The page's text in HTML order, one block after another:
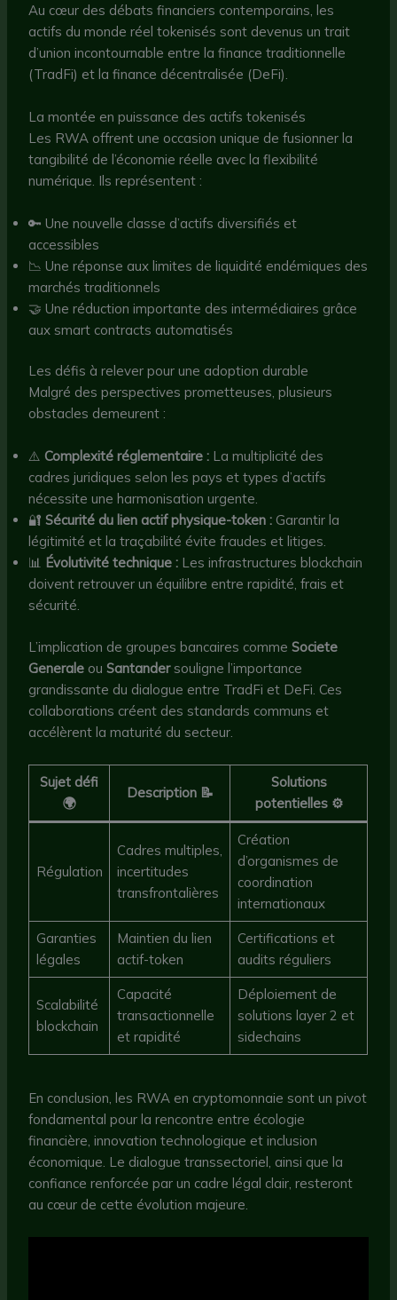
Au cœur des débats financiers contemporains, les
actifs du monde réel tokenisés sont devenus un trait
d’union incontournable entre la finance traditionnelle
(TradFi) et la finance décentralisée (DeFi).
La montée en puissance des actifs tokenisés
Les RWA offrent une occasion unique de fusionner la
tangibilité de l’économie réelle avec la flexibilité
numérique. Ils représentent :
🔑 Une nouvelle classe d’actifs diversifiés et
accessibles
📉 Une réponse aux limites de liquidité endémiques des
marchés traditionnels
🤝 Une réduction importante des intermédiaires grâce
aux smart contracts automatisés
Les défis à relever pour une adoption durable
Malgré des perspectives prometteuses, plusieurs
obstacles demeurent :
⚠️ Complexité réglementaire : La multiplicité des
cadres juridiques selon les pays et types d’actifs
nécessite une harmonisation urgente.
🔐Sécurité du lien actif physique-token : Garantir la
légitimité et la traçabilité évite fraudes et litiges.
📊 Évolutivité technique : Les infrastructures blockchain
doivent retrouver un équilibre entre rapidité, frais et
sécurité.
L’implication de groupes bancaires commeSociete
Generale ouSantandersouligne l’importance
grandissante du dialogue entre TradFi et DeFi. Ces
collaborations créent des standards communs et
accélèrent la maturité du secteur.
Sujet défi
🌍
Description 📝
Solutions
potentielles ⚙️
Régulation
Cadres multiples,
incertitudes
transfrontalières
Création
d’organismes de
coordination
internationaux
Garanties
légales
Maintien du lien
actif-token
Certifications et
audits réguliers
Scalabilité
blockchain
Capacité
transactionnelle
et rapidité
Déploiement de
solutions layer 2 et
sidechains
En conclusion, les RWA en cryptomonnaie sont un pivot
fondamental pour la rencontre entre écologie
financière, innovation technologique et inclusion
économique. Le dialogue transsectoriel, ainsi que la
confiance renforcée par un cadre légal clair, resteront
au cœur de cette évolution majeure.